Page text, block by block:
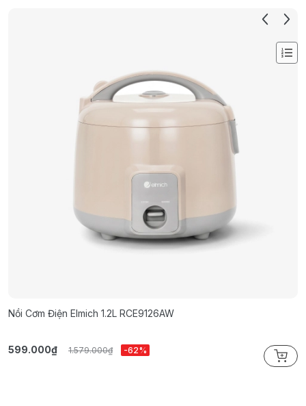
Nồi Cơm Điện Elmich 1.2L RCE9126AW
599.000₫ 1.579.000₫ -62%